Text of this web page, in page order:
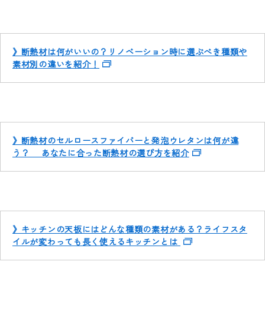
》断熱材は何がいいの？リノベーション時に選ぶべき種類や
素材別の違いを紹介！
》断熱材のセルロースファイバーと発泡ウレタンは何が違
う？ あなたに合った断熱材の選び方を紹介
》キッチンの天板にはどんな種類の素材がある？ライフスタ
イルが変わっても長く使えるキッチンとは